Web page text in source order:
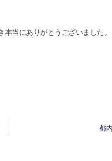
当にありがとうございました。
都